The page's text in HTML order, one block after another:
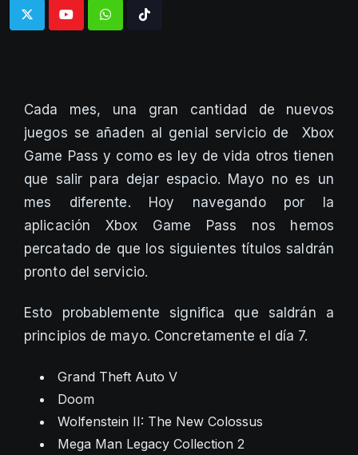
WhatsappTiktok
Cada mes, una gran cantidad de nuevos
juegos se añaden al genial servicio de Xbox
Game Pass y como es ley de vida otros tienen
que salir para dejar espacio. Mayo no es un
mes diferente. Hoy navegando por la
aplicación Xbox Game Pass nos hemos
percatado de que los siguientes títulos saldrán
pronto del servicio.
Esto probablemente significa que saldrán a
principios de mayo. Concretamente el día 7.
Grand Theft Auto V
Doom
Wolfenstein II: The New Colossus
Mega Man Legacy Collection 2